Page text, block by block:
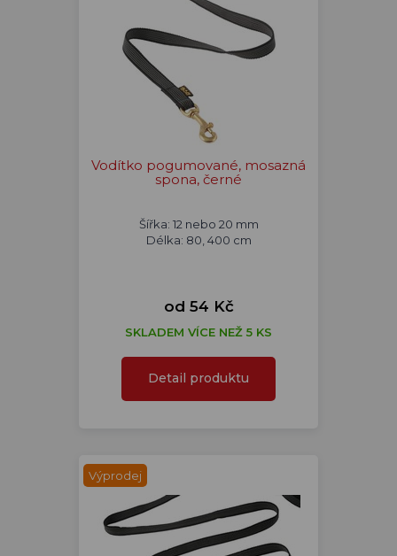
Vodítko pogumované, mosazná
spona, černé
Šířka: 12 nebo 20 mm
Délka: 80, 400 cm
od 54 Kč
SKLADEM VÍCE NEŽ 5 KS
Detail produktu
Výprodej